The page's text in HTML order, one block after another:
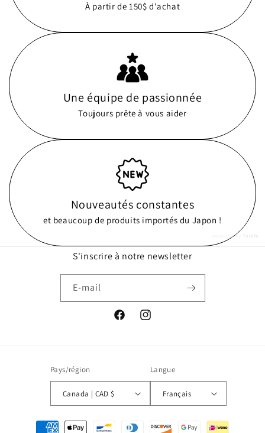
À partir de 150$ d'achat
Une équipe de passionnée
Toujours prête à vous aider
Nouveautés constantes
et beaucoup de produits importés du Japon !
powered by
S'inscrire à notre newsletter
E-mail
FacebookInstagram
Pays/région
Canada | CAD $
Langue
Français
Moyens